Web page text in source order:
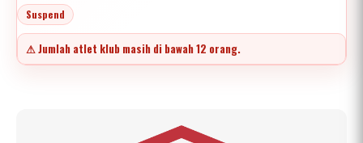
Suspend
⚠ Jumlah atlet klub masih di bawah 12 orang.